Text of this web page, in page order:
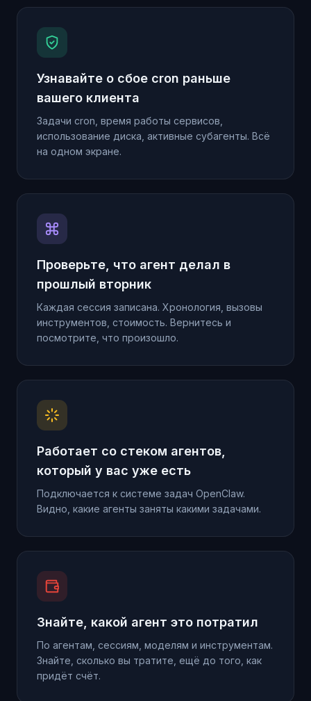
Узнавайте о сбое cron раньше
вашего клиента
Задачи cron, время работы сервисов,
использование диска, активные субагенты. Всё
на одном экране.
Проверьте, что агент делал в
прошлый вторник
Каждая сессия записана. Хронология, вызовы
инструментов, стоимость. Вернитесь и
посмотрите, что произошло.
Работает со стеком агентов,
который у вас уже есть
Подключается к системе задач OpenClaw.
Видно, какие агенты заняты какими задачами.
Знайте, какой агент это потратил
По агентам, сессиям, моделям и инструментам.
Знайте, сколько вы тратите, ещё до того, как
придёт счёт.